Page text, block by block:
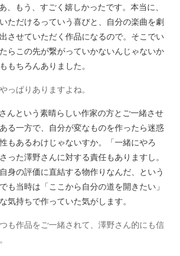
、もう、すごく嬉しかったです。本当に、
ただけるっていう喜びと、自分の楽曲を劇
させていただく作品になるので。そこでい
らこの先が繋がっていかないんじゃないか
もちろんありました。
ぱりありますよね。
んという素晴らしい作家の方とご一緒させ
る一方で、自分が変なものを作ったら迷惑
もあるわけじゃないすか。「一緒にやろ
った澤野さんに対する責任もありますし。
身の評価に直結する物作りなんだ、という
も当時は「ここから自分の道を開きたい」
気持ちで作っていた気がします。
作品をご一緒されて、澤野さん的にも信